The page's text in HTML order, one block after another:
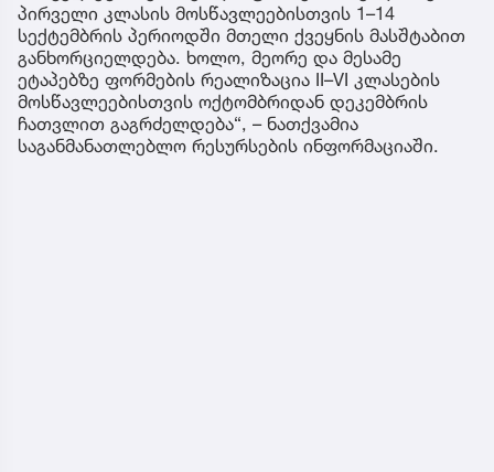
პირველი კლასის მოსწავლეებისთვის 1–14
სექტემბრის პერიოდში მთელი ქვეყნის მასშტაბით
განხორციელდება. ხოლო, მეორე და მესამე
ეტაპებზე ფორმების რეალიზაცია II–VI კლასების
მოსწავლეებისთვის ოქტომბრიდან დეკემბრის
ჩათვლით გაგრძელდება“, – ნათქვამია
საგანმანათლებლო რესურსების ინფორმაციაში.